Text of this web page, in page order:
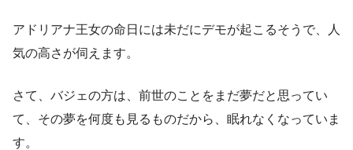
アドリアナ王女の命日には未だにデモが起こるそうで、人
気の高さが伺えます。
さて、バジェの方は、前世のことをまだ夢だと思ってい
て、その夢を何度も見るものだから、眠れなくなっていま
す。